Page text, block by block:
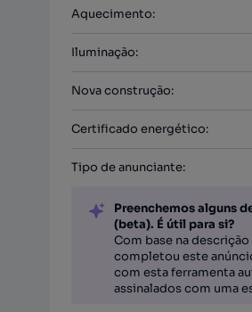
Aquecimento:
Iluminação:
Nova construção:
Certificado energético:
Tipo de anunciante:
Preenchemos alguns
(beta). É útil para si?
Com base na
completou este
com esta ferramenta
assinalados com uma